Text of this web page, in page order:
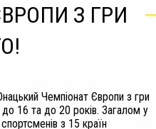
З ГРИ
Чемпіонат Європи з гри
до 16 та до 20 років. Загалом у
з 15 країн